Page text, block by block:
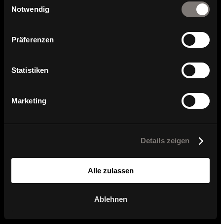
Notwendig
Präferenzen
Statistiken
Marketing
Details zeigen
Alle zulassen
Ablehnen
W-Club Stool